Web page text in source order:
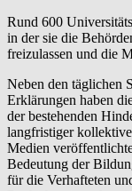
Rund 600
in der sie die
freizulassen und die
Neben den täglichen
Erklärungen haben
der bestehenden
langfristiger
Medien
Bedeutung der
für die Verhafteten